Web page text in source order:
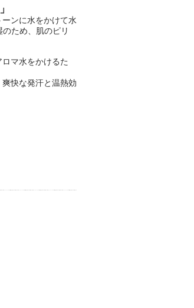
ンに水をかけて水
ため、肌のピリ
マ水をかけるた
快な発汗と温熱効